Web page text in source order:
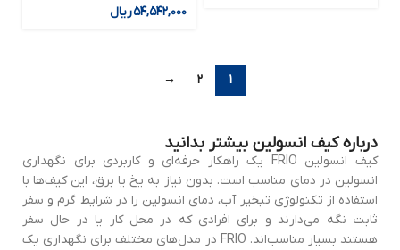
۵۴,۵۴۲,۰۰۰ریال
۱ ۲ →
درباره کیف انسولین بیشتر بدانید
کیف انسولین FRIO یک راهکار حرفه‌ای و کاربردی برای نگهداری
انسولین در دمای مناسب است. بدون نیاز به یخ یا برق، این کیف‌ها با
استفاده از تکنولوژی تبخیر آب، دمای انسولین را در شرایط گرم و سفر
ثابت نگه می‌دارند و برای افرادی که در محل کار یا در حال سفر
هستند بسیار مناسب‌اند. FRIO در مدل‌های مختلف برای نگهداری یک